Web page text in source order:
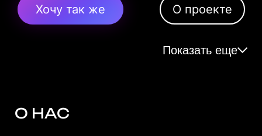
Хочу так же О проекте
Показать еще
О НАС